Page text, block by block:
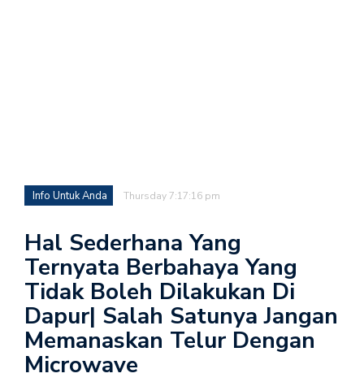
Info Untuk Anda Thursday 7:17:16 pm
Hal Sederhana Yang
Ternyata Berbahaya Yang
Tidak Boleh Dilakukan Di
Dapur| Salah Satunya Jangan
Memanaskan Telur Dengan
Microwave